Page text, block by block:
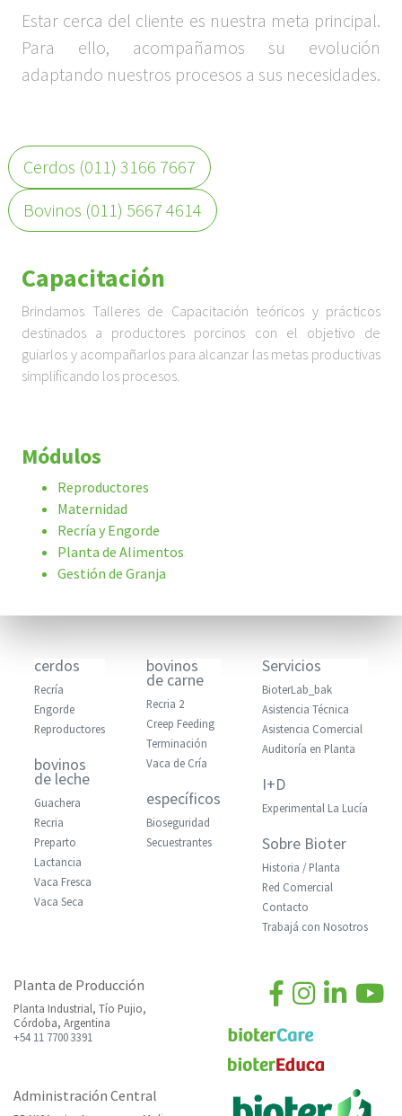
Estar cerca del cliente es nuestra meta principal.
Para ello, acompañamos su evolución
adaptando nuestros procesos a sus necesidades.
Cerdos (011) 3166 7667
Bovinos (011) 5667 4614
Capacitación
Brindamos Talleres de Capacitación teóricos y prácticos
destinados a productores porcinos con el objetivo de
guiarlos y acompañarlos para alcanzar las metas productivas
simplificando los procesos.
Módulos
Reproductores
Maternidad
Recría y Engorde
Planta de Alimentos
Gestión de Granja
cerdos
Recría
Engorde
Reproductores
bovinos
de leche
Guachera
Recria
Preparto
Lactancia
Vaca Fresca
Vaca Seca
bovinos
de carne
Recria 2
Creep Feeding
Terminación
Vaca de Cría
específicos
Bioseguridad
Secuestrantes
Servicios
BioterLab_bak
Asistencia Técnica
Asistencia Comercial
Auditoría en Planta
I+D
Experimental La Lucía
Sobre Bioter
Historia / Planta
Red Comercial
Contacto
Trabajá con Nosotros
Planta de Producción
Planta Industrial, Tío Pujio,
Córdoba, Argentina
+54 11 7700 3391
Administración Central